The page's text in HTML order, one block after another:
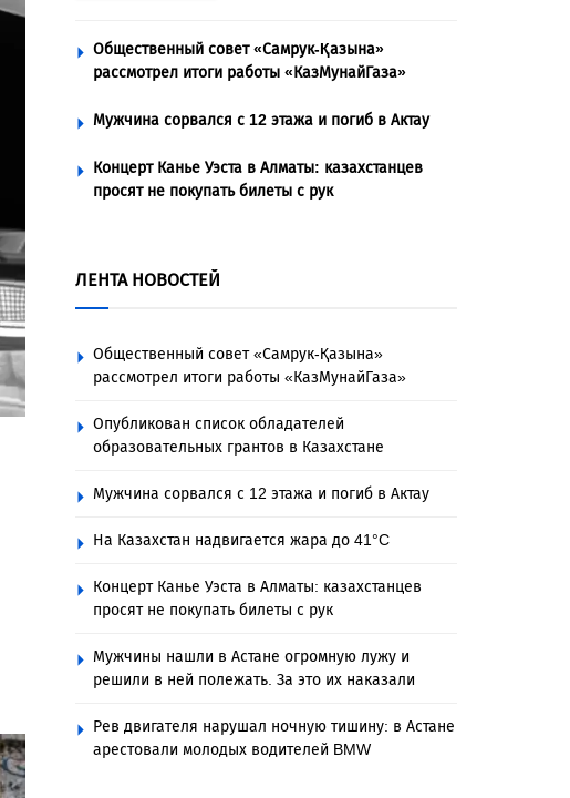
Общественный совет «Самрук-Қазына»
рассмотрел итоги работы «КазМунайГаза»
Мужчина сорвался с 12 этажа и погиб в Актау
Концерт Канье Уэста в Алматы: казахстанцев
просят не покупать билеты с рук
ЛЕНТА НОВОСТЕЙ
Общественный совет «Самрук-Қазына»
рассмотрел итоги работы «КазМунайГаза»
Опубликован список обладателей
образовательных грантов в Казахстане
Мужчина сорвался с 12 этажа и погиб в Актау
На Казахстан надвигается жара до 41°C
Концерт Канье Уэста в Алматы: казахстанцев
просят не покупать билеты с рук
Мужчины нашли в Астане огромную лужу и
решили в ней полежать. За это их наказали
Рев двигателя нарушал ночную тишину: в Астане
арестовали молодых водителей BMW